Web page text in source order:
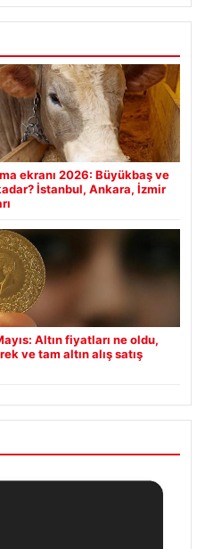
ekranı 2026: Büyükbaş ve
İstanbul, Ankara, İzmir
Altın fiyatları ne oldu,
ve tam altın alış satış